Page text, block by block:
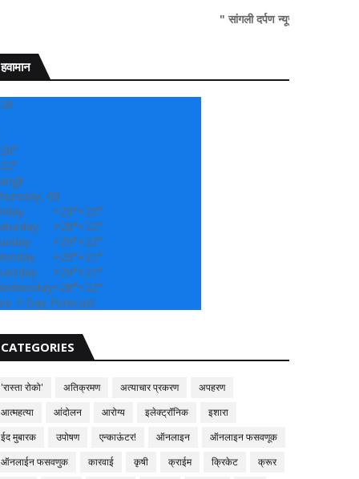
" सांगली दर्पण न्यूज वर आपल्या सर्वांचे सहर्ष
हवामान
28
28°
22°
06
+29°+23°
+28°+22°
+29°+22°
+29°+21°
+29°+21°
+28°+22°
7-Day Forecast
CATEGORIES
'रास्ता रोको' अतिक्रमण अत्याचार प्रकरण
अपहरण
आत्महत्या
आंदोलन आरोग्य इलेक्ट्रॉनिक
इशारा
ईद मुबारक
उपोषण एन्काऊंटर! ऑनलाइन
ऑनलाइन फसवणूक
ऑनलाईन फसवणुक
कारवाई कृषी क्राईम क्रिकेट
क्रूर